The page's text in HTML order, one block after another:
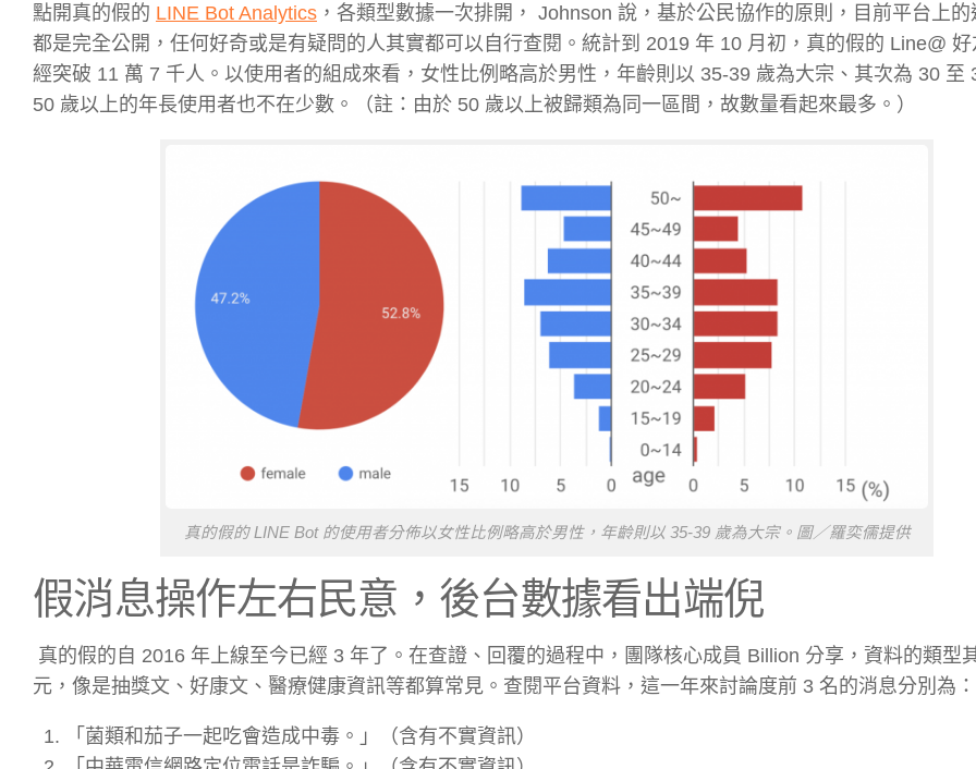
點開真的假的 LINE Bot Analytics ，各類型數據一次排開， Johnson 說，基於公民協作的原則，目前平台上
都是完全公開，任何好奇或是有疑問的人其實都可以自行查閱。統計到 2019 年 10 月初，真的假的 Line@
經突破 11 萬 7 千人。以使用者的組成來看，女性比例略高於男性，年齡則以 35-39 歲為大宗、其次為 30 至
50 歲以上的年長使用者也不在少數。（註：由於 50 歲以上被歸類為同一區間，故數量看起來最多。）
真的假的 LINE Bot 的使用者分佈以女性比例略高於男性，年齡則以 35-39 歲為大宗。圖／羅奕儒提供
假消息操作左右民意，後台數據看出端倪
真的假的自 2016 年上線至今已經 3 年了。在查證、回覆的過程中，團隊核心成員 Billion 分享，資料的類型
元，像是抽獎文、好康文、醫療健康資訊等都算常見。查閱平台資料，這一年來討論度前 3 名的消息分別為：
「菌類和茄子一起吃會造成中毒。」（含有不實資訊）